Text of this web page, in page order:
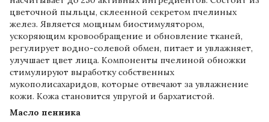
цветочной пыльцы, склеенной секретом пчелиных
желез. Является мощным биостимулятором,
ускоряющим кровообращение и обновление тканей,
регулирует водно-солевой обмен, питает и увлажняет,
улучшает цвет лица. Компоненты пчелиной обножки
стимулируют выработку собственных
мукополисахаридов, которые отвечают за увлажнение
кожи. Кожа становится упругой и бархатистой.
Масло пенника